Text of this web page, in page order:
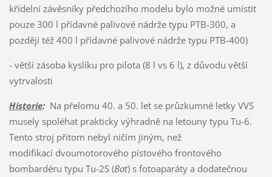
křídelní závěsníky předchozího modelu bylo možné umístit
pouze 300 l přídavné palivové nádrže typu PTB-300, a
později též 400 l přídavné palivové nádrže typu PTB-400)
- větší zásoba kyslíku pro pilota (8 l vs 6 l), z důvodu větší
vytrvalosti
Historie:Na přelomu 40. a 50. let se průzkumné letky VVS
musely spoléhat prakticky výhradně na letouny typu Tu-6.
Tento stroj přitom nebyl ničím jiným, než
modifikací dvoumotorového pístového frontového
bombardéru typu Tu-2S (Bat) s fotoaparáty a dodatečnou